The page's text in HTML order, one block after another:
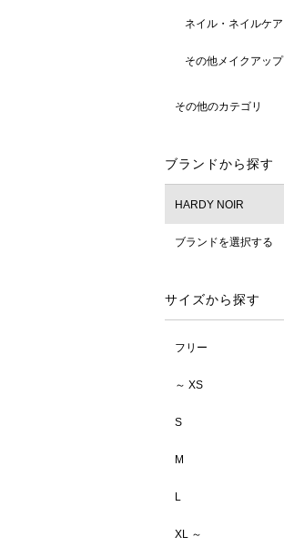
ネイル・ネイルケア
その他メイクアップ
その他のカテゴリ
ブランドから探す
HARDY NOIR
ブランドを選択する
サイズから探す
フリー
～ XS
S
M
L
XL ～